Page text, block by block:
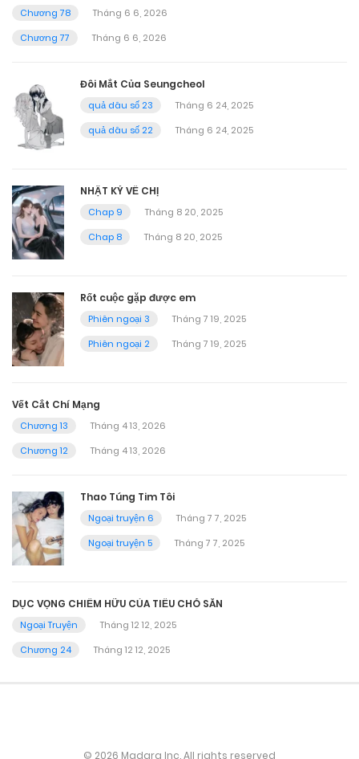
Chương 78
Tháng 6 6, 2026
Chương 77
Tháng 6 6, 2026
Đôi Mắt Của Seungcheol
quả dâu số 23
Tháng 6 24, 2025
quả dâu số 22
Tháng 6 24, 2025
NHẬT KÝ VỀ CHỊ
Chap 9
Tháng 8 20, 2025
Chap 8
Tháng 8 20, 2025
Rốt cuộc gặp được em
Phiên ngoại 3
Tháng 7 19, 2025
Phiên ngoại 2
Tháng 7 19, 2025
Vết Cắt Chí Mạng
Chương 13
Tháng 4 13, 2026
Chương 12
Tháng 4 13, 2026
Thao Túng Tim Tôi
Ngoại truyện 6
Tháng 7 7, 2025
Ngoại truyện 5
Tháng 7 7, 2025
DỤC VỌNG CHIẾM HỮU CỦA TIỂU CHÓ SĂN
Ngoại Truyện
Tháng 12 12, 2025
Chương 24
Tháng 12 12, 2025
© 2026 Madara Inc. All rights reserved